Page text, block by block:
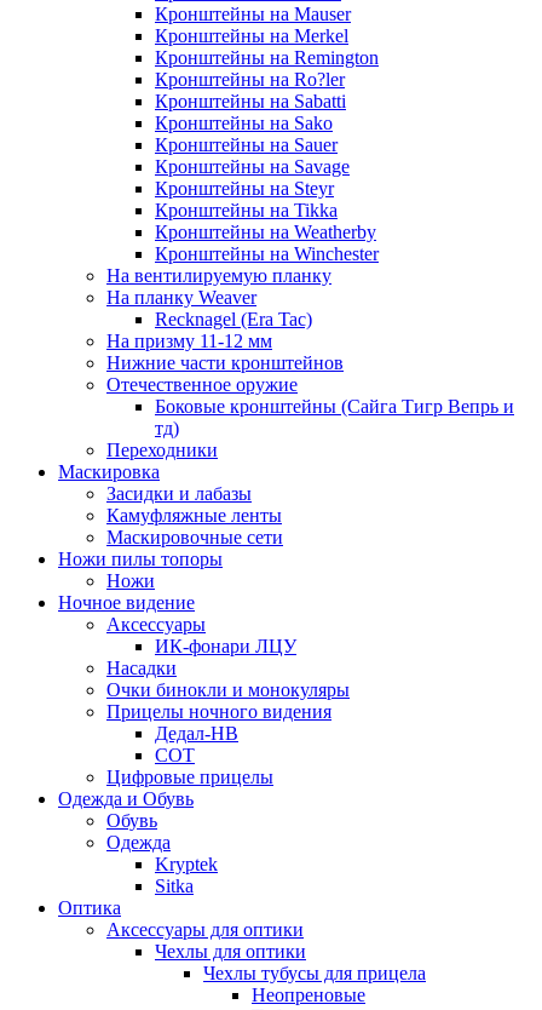
Кронштейны на Mauser
Кронштейны на Merkel
Кронштейны на Remington
Кронштейны на Ro?ler
Кронштейны на Sabatti
Кронштейны на Sako
Кронштейны на Sauer
Кронштейны на Savage
Кронштейны на Steyr
Кронштейны на Tikka
Кронштейны на Weatherby
Кронштейны на Winchester
На вентилируемую планку
На планку Weaver
Recknagel (Era Tac)
На призму 11-12 мм
Нижние части кронштейнов
Отечественное оружие
Боковые кронштейны (Сайга Тигр Вепрь и
тд)
Переходники
Маскировка
Засидки и лабазы
Камуфляжные ленты
Маскировочные сети
Ножи пилы топоры
Ножи
Ночное видение
Аксессуары
ИК-фонари ЛЦУ
Насадки
Очки бинокли и монокуляры
Прицелы ночного видения
Дедал-НВ
СОТ
Цифровые прицелы
Одежда и Обувь
Обувь
Одежда
Kryptek
Sitka
Оптика
Аксессуары для оптики
Чехлы для оптики
Чехлы тубусы для прицела
Неопреновые